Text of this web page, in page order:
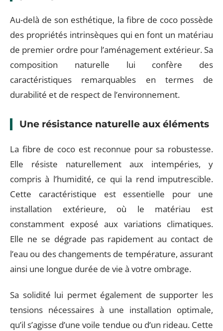
Au-delà de son esthétique, la fibre de coco possède
des propriétés intrinsèques qui en font un matériau
de premier ordre pour l’aménagement extérieur. Sa
composition naturelle lui confère des
caractéristiques remarquables en termes de
durabilité et de respect de l’environnement.
Une résistance naturelle aux éléments
La fibre de coco est reconnue pour sa robustesse.
Elle résiste naturellement aux intempéries, y
compris à l’humidité, ce qui la rend imputrescible.
Cette caractéristique est essentielle pour une
installation extérieure, où le matériau est
constamment exposé aux variations climatiques.
Elle ne se dégrade pas rapidement au contact de
l’eau ou des changements de température, assurant
ainsi une longue durée de vie à votre ombrage.
Sa solidité lui permet également de supporter les
tensions nécessaires à une installation optimale,
qu’il s’agisse d’une voile tendue ou d’un rideau. Cette